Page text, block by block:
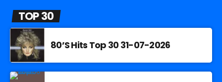
TOP 30
80’S Hits Top 30 31-07-2026